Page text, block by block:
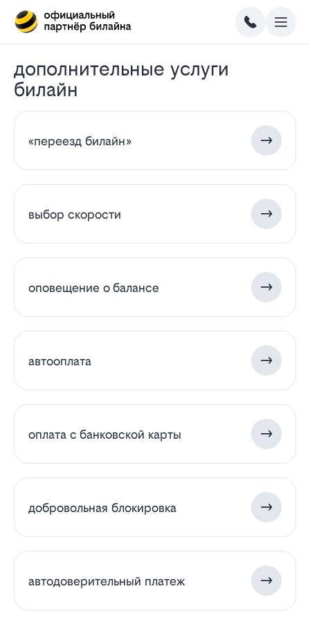
дополнительные услуги
билайн
«переезд билайн»
выбор скорости
оповещение о балансе
автооплата
оплата с банковской карты
добровольная блокировка
автодоверительный платеж